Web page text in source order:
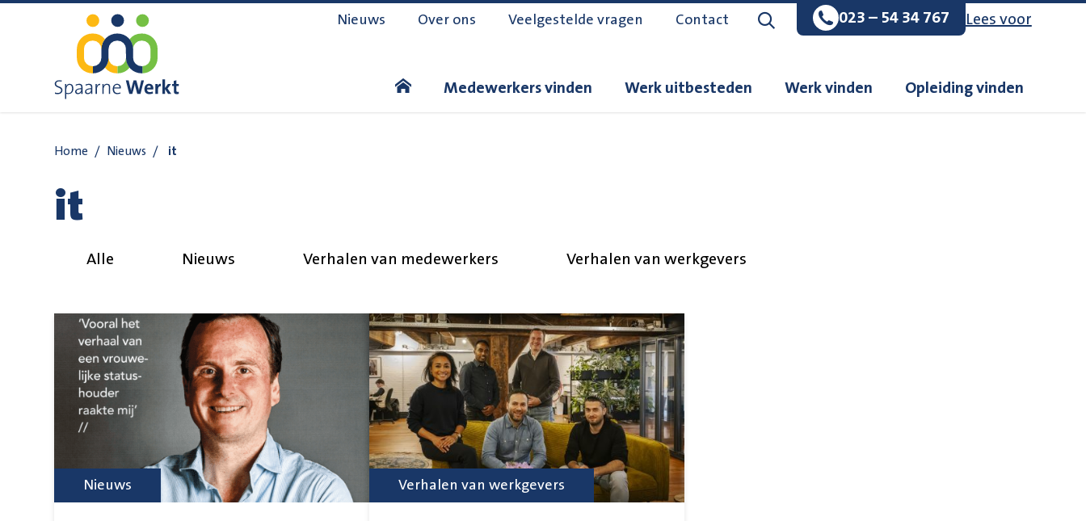
Navigatie overslaan Nieuws Over ons Veelgestelde vragen Contact Zoeken op de website
023 – 54 34 767 Lees voor
Medewerkers vinden Werk uitbesteden Werk vinden Opleiding vinden
Home / Nieuws / it
it
Alle Nieuws Verhalen van medewerkers Verhalen van werkgevers
Nieuws Verhalen van werkgevers